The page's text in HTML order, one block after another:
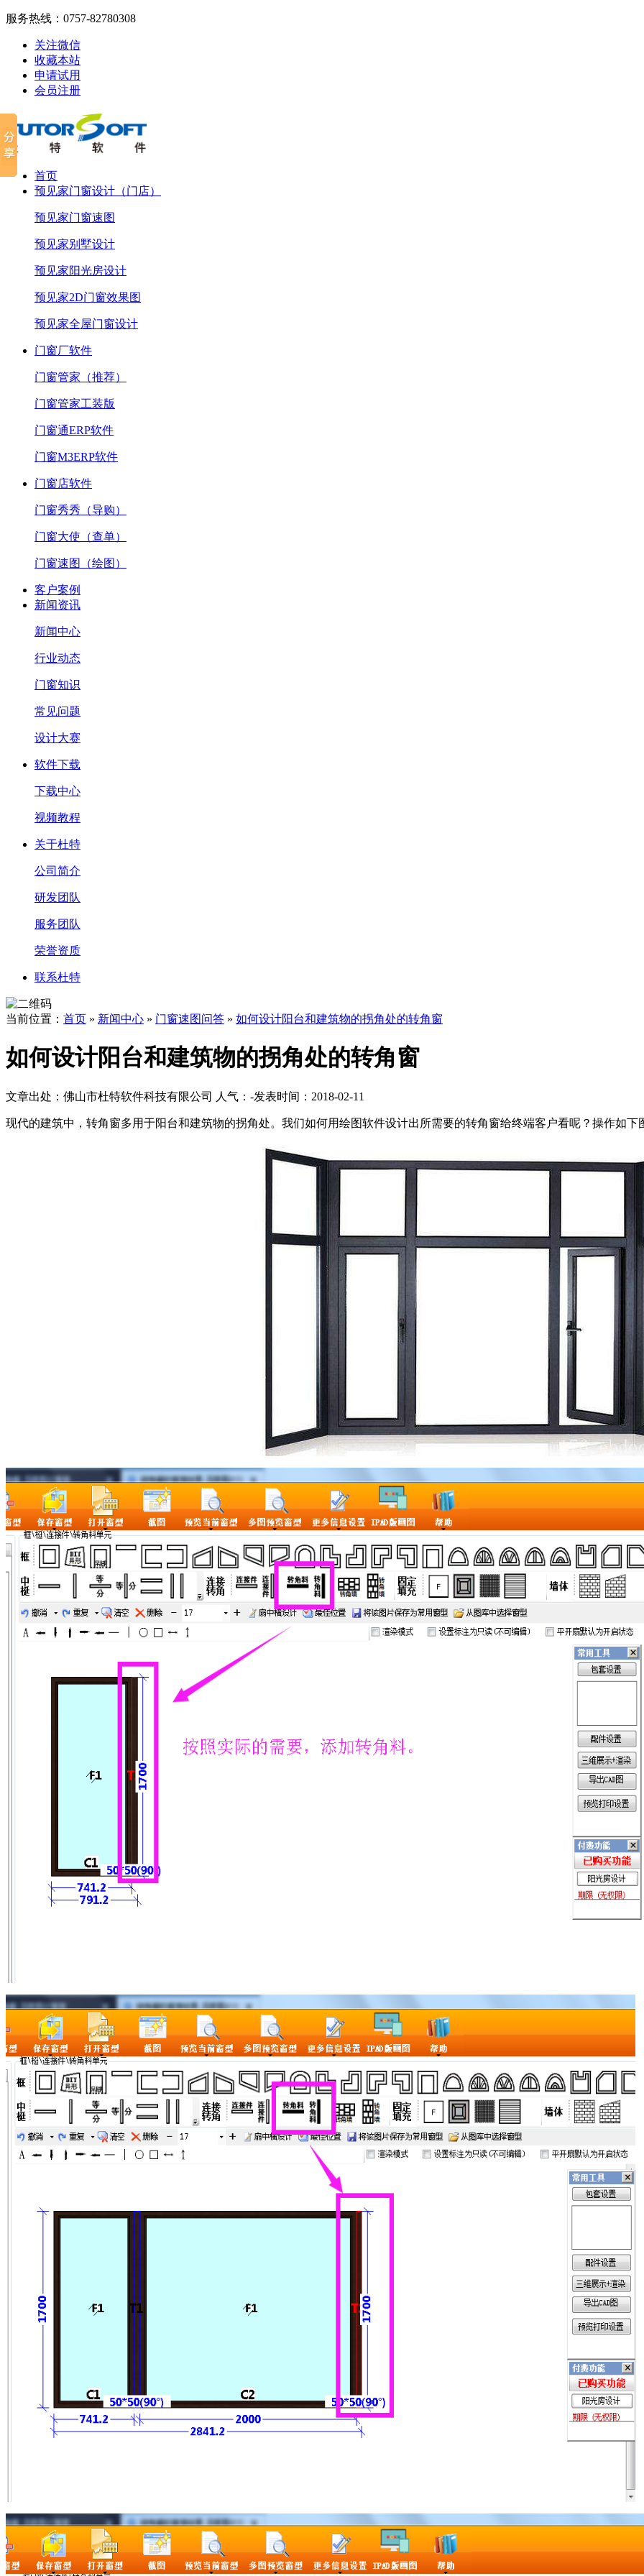
服务热线： 0757-82780308
关注微信
收藏本站
申请试用
会员注册
首页
预见家门窗设计（门店）
预见家门窗速图
预见家别墅设计
预见家阳光房设计
预见家2D门窗效果图
预见家全屋门窗设计
门窗厂软件
门窗管家（推荐）
门窗管家工装版
门窗通ERP软件
门窗M3ERP软件
门窗店软件
门窗秀秀（导购）
门窗大使（查单）
门窗速图（绘图）
客户案例
新闻资讯
新闻中心
行业动态
门窗知识
常见问题
设计大赛
软件下载
下载中心
视频教程
关于杜特
公司简介
研发团队
服务团队
荣誉资质
联系杜特
当前位置： 首页 » 新闻中心 » 门窗速图问答 » 如何设计阳台和建筑物的拐角处的转角窗
如何设计阳台和建筑物的拐角处的转角窗
文章出处：佛山市杜特软件科技有限公司 人气： -发表时间：2018-02-11
现代的建筑中，转角窗多用于阳台和建筑物的拐角处。我们如何用绘图软件设计出所需要的转角窗给终端客户看呢？操作如下